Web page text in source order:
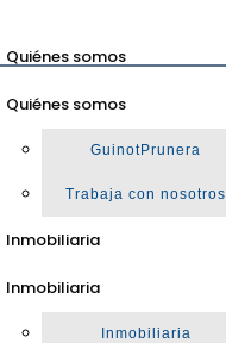
Quiénes somos
Quiénes somos
GuinotPrunera
Trabaja con nosotros
Inmobiliaria
Inmobiliaria
Inmobiliaria